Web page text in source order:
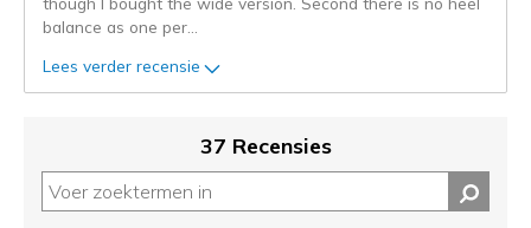
kunt
de
status
van
deze
balance as one per
Lees verder recensie
37 Recensies